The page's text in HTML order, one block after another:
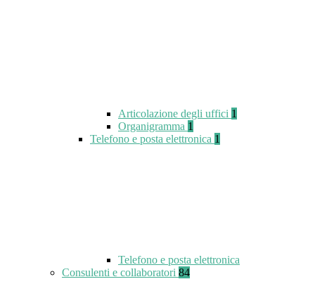
Articolazione degli uffici 1
Organigramma 1
Telefono e posta elettronica 1
Telefono e posta elettronica
Consulenti e collaboratori 84